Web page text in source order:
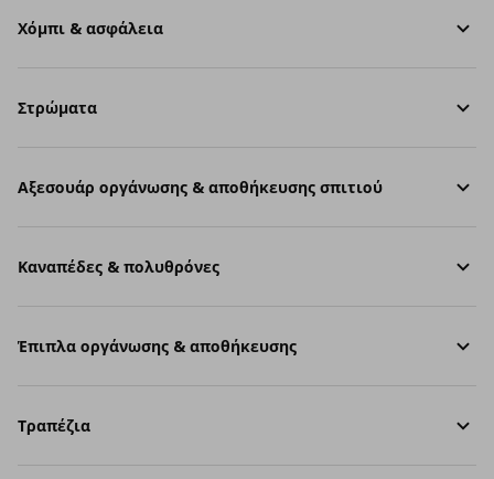
Χόμπι & ασφάλεια
Στρώματα
Aξεσουάρ οργάνωσης & αποθήκευσης σπιτιού
Καναπέδες & πολυθρόνες
Έπιπλα οργάνωσης & αποθήκευσης
Τραπέζια